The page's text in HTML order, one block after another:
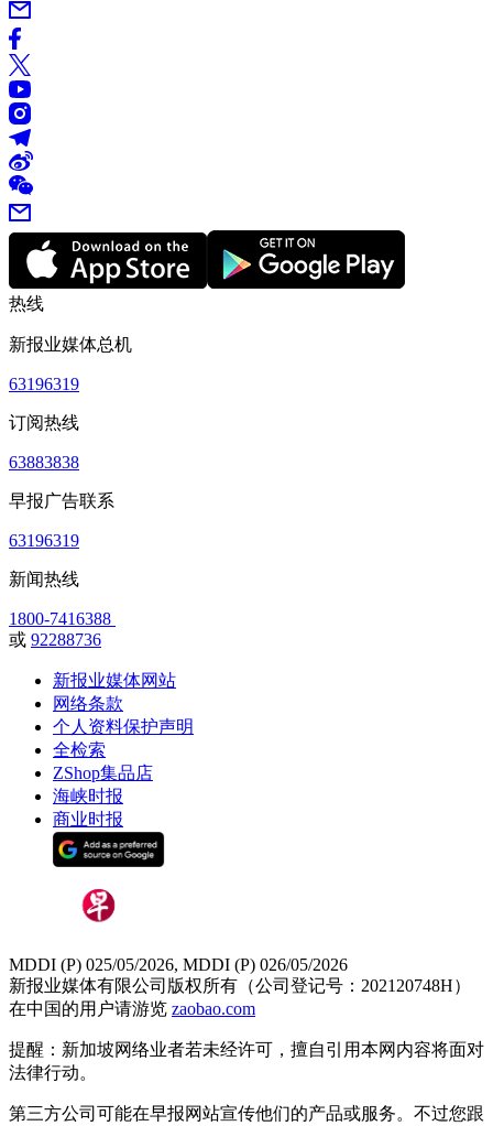
热线
新报业媒体总机
63196319
订阅热线
63883838
早报广告联系
63196319
新闻热线
1800-7416388
或 92288736
新报业媒体网站
网络条款
个人资料保护声明
全检索
ZShop集品店
海峡时报
商业时报
MDDI (P) 025/05/2026, MDDI (P) 026/05/2026
新报业媒体有限公司版权所有（公司登记号：202120748H）
在中国的用户请游览 zaobao.com
提醒：新加坡网络业者若未经许可，擅自引用本网内容将面对
法律行动。
第三方公司可能在早报网站宣传他们的产品或服务。不过您跟